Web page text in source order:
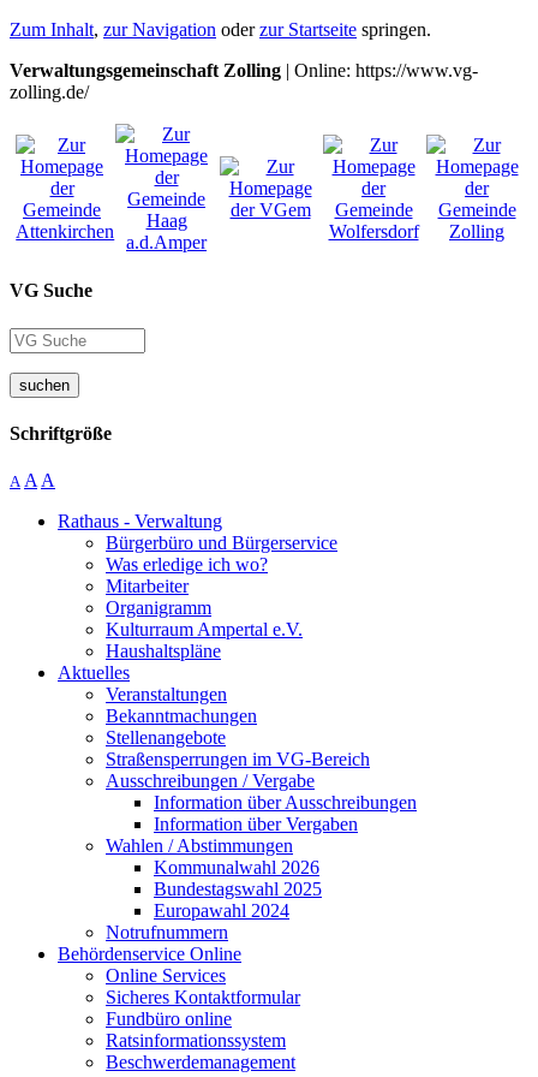
Zum Inhalt, zur Navigation oderzur Startseite springen.
Verwaltungsgemeinschaft Zolling | Online: https://www.vg-
zolling.de/
VG Suche
suchen
Schriftgröße
A A A
Rathaus - Verwaltung
Bürgerbüro und Bürgerservice
Was erledige ich wo?
Mitarbeiter
Organigramm
Kulturraum Ampertal e.V.
Haushaltspläne
Aktuelles
Veranstaltungen
Bekanntmachungen
Stellenangebote
Straßensperrungen im VG-Bereich
Ausschreibungen / Vergabe
Information über Ausschreibungen
Information über Vergaben
Wahlen / Abstimmungen
Kommunalwahl 2026
Bundestagswahl 2025
Europawahl 2024
Notrufnummern
Behördenservice Online
Online Services
Sicheres Kontaktformular
Fundbüro online
Ratsinformationssystem
Beschwerdemanagement